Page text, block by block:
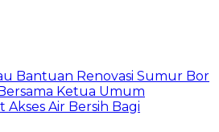
Bantuan Renovasi Sumur Bor
Ketua Umum
Air Bersih Bagi